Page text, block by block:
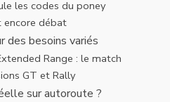
les codes du poney
encore débat
des besoins variés
Range : le match
GT et Rally
sur autoroute ?